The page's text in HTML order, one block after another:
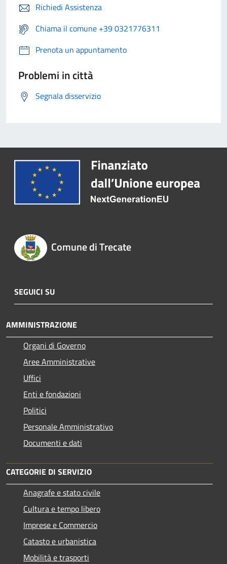
Richiedi Assistenza
Chiama il comune +39 0321776311
Prenota un appuntamento
Problemi in città
Segnala disservizio
Comune di Trecate
SEGUICI SU
AMMINISTRAZIONE
Organi di Governo
Aree Amministrative
Uffici
Enti e fondazioni
Politici
Personale Amministrativo
Documenti e dati
CATEGORIE DI SERVIZIO
Anagrafe e stato civile
Cultura e tempo libero
Imprese e Commercio
Catasto e urbanistica
Mobilità e trasporti